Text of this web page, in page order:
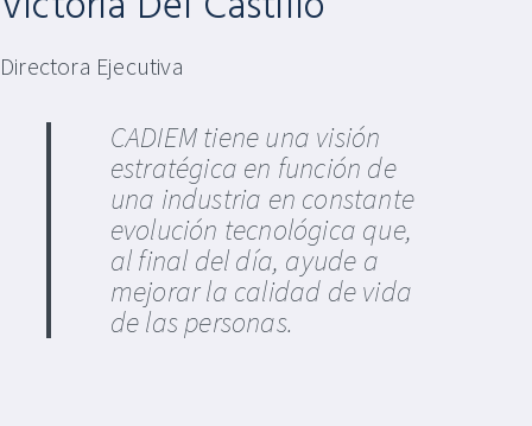
Directora Ejecutiva
CADIEM tiene una visión
estratégica en función de
una industria en constante
evolución tecnológica que,
al final del día, ayude a
mejorar la calidad de vida
de las personas.